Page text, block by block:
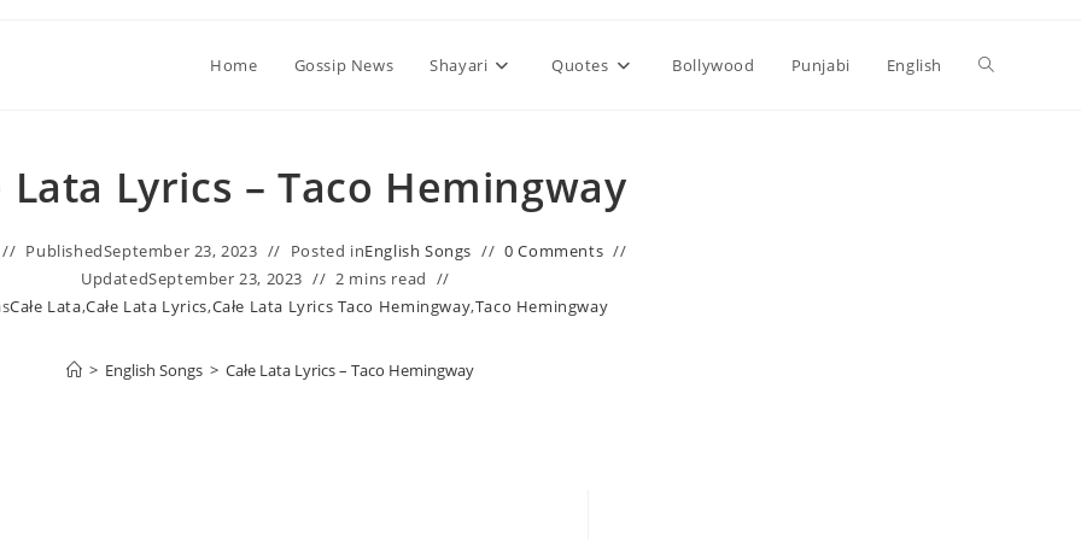
Home Gossip News Shayari Quotes Bollywood Punjabi English Toggle
Lata Lyrics – Taco Hemingway
PublishedSeptember 23, 2023 Posted inEnglish Songs
0 Comments
UpdatedSeptember 23, 2023
2 mins read
Całe Lata,Całe Lata Lyrics,Całe Lata Lyrics Taco Hemingway,Taco Hemingway
> English Songs > Całe Lata Lyrics – Taco Hemingway